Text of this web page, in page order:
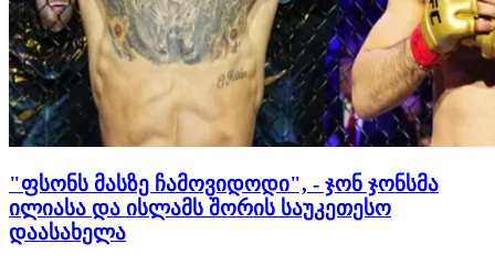
"ფსონს მასზე ჩამოვიდოდი", - ჯონ ჯონსმა
ილიასა და ისლამს შორის საუკეთესო
დაასახელა